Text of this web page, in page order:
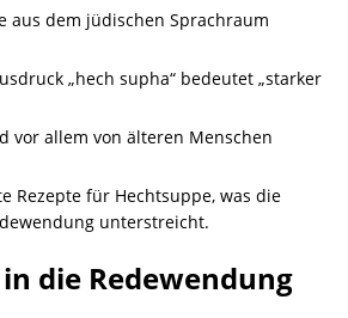
aus dem jüdischen Sprachraum
„hech supha“ bedeutet „starker
vor allem von älteren Menschen
Rezepte für Hechtsuppe, was die
unterstreicht.
die Redewendung